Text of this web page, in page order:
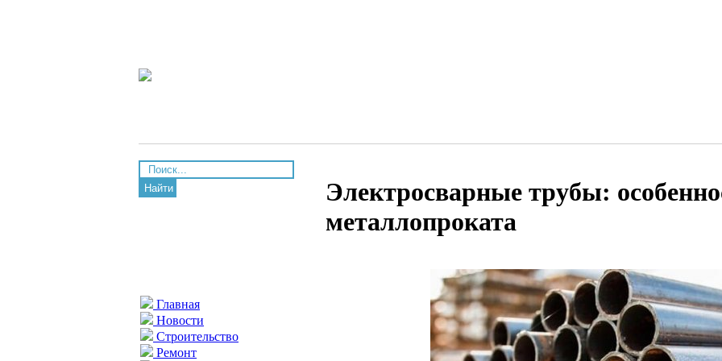
Найти
Главная
Новости
Строительство
Ремонт
Электросварные трубы:
металлопроката